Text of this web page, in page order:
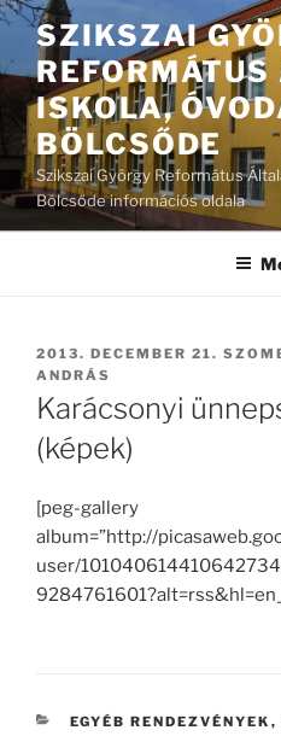
Tartalomhoz
SZIKSZAI
ISKOLA,
BÖLCSŐDE
Szikszai György Református
Bölcsőde információs oldala
BEKÜLDVE:
2013. DECEMBER 21.
ANDRÁS
Karácsonyi
(képek)
[peg-gallery
album=”http://
user/
KATEGÓRIÁK
EGYÉB RENDEZVÉNYEK ,